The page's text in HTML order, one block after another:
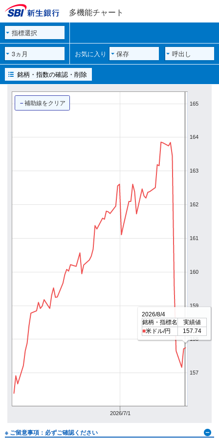
多機能チャート
指標選択
3ヵ月 お気に入り 保存 呼出し
－補助線をクリア
2026/7/1
157
158
159
160
161
162
163
164
165
2026/8/4
銘柄・指標名
実績値
■米ドル/円 157.74
※ ご留意事項：必ずご確認ください
銘柄・指数の確認・削除